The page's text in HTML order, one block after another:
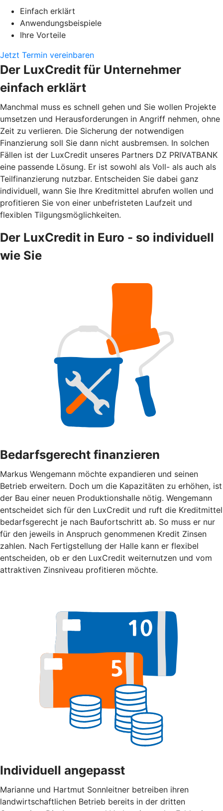
Einfach erklärt
Anwendungsbeispiele
Ihre Vorteile
Jetzt Termin vereinbaren
Der LuxCredit für Unternehmer
einfach erklärt
Manchmal muss es schnell gehen und Sie wollen Projekte
umsetzen und Herausforderungen in Angriff nehmen, ohne
Zeit zu verlieren. Die Sicherung der notwendigen
Finanzierung soll Sie dann nicht ausbremsen. In solchen
Fällen ist der LuxCredit unseres Partners DZ PRIVATBANK
eine passende Lösung. Er ist sowohl als Voll- als auch als
Teilfinanzierung nutzbar. Entscheiden Sie dabei ganz
individuell, wann Sie Ihre Kreditmittel abrufen wollen und
profitieren Sie von einer unbefristeten Laufzeit und
flexiblen Tilgungsmöglichkeiten.
Der LuxCredit in Euro - so individuell
wie Sie
Bedarfsgerecht finanzieren
Markus Wengemann möchte expandieren und seinen
Betrieb erweitern. Doch um die Kapazitäten zu erhöhen, ist
der Bau einer neuen Produktionshalle nötig. Wengemann
entscheidet sich für den LuxCredit und ruft die Kreditmittel
bedarfsgerecht je nach Baufortschritt ab. So muss er nur
für den jeweils in Anspruch genommenen Kredit Zinsen
zahlen. Nach Fertigstellung der Halle kann er flexibel
entscheiden, ob er den LuxCredit weiternutzen und vom
attraktiven Zinsniveau profitieren möchte.
Individuell angepasst
Marianne und Hartmut Sonnleitner betreiben ihren
landwirtschaftlichen Betrieb bereits in der dritten